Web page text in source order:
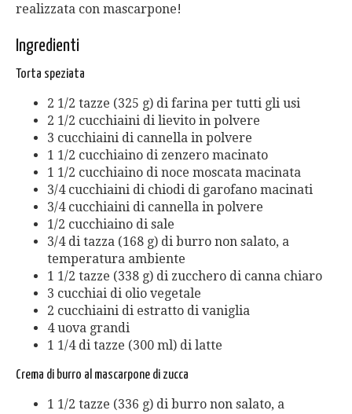
realizzata con mascarpone!
Ingredienti
Torta speziata
2 1/2 tazze (325 g) di farina per tutti gli usi
2 1/2 cucchiaini di lievito in polvere
3 cucchiaini di cannella in polvere
1 1/2 cucchiaino di zenzero macinato
1 1/2 cucchiaino di noce moscata macinata
3/4 cucchiaini di chiodi di garofano macinati
3/4 cucchiaini di cannella in polvere
1/2 cucchiaino di sale
3/4 di tazza (168 g) di burro non salato, a
temperatura ambiente
1 1/2 tazze (338 g) di zucchero di canna chiaro
3 cucchiai di olio vegetale
2 cucchiaini di estratto di vaniglia
4 uova grandi
1 1/4 di tazze (300 ml) di latte
Crema di burro al mascarpone di zucca
1 1/2 tazze (336 g) di burro non salato, a